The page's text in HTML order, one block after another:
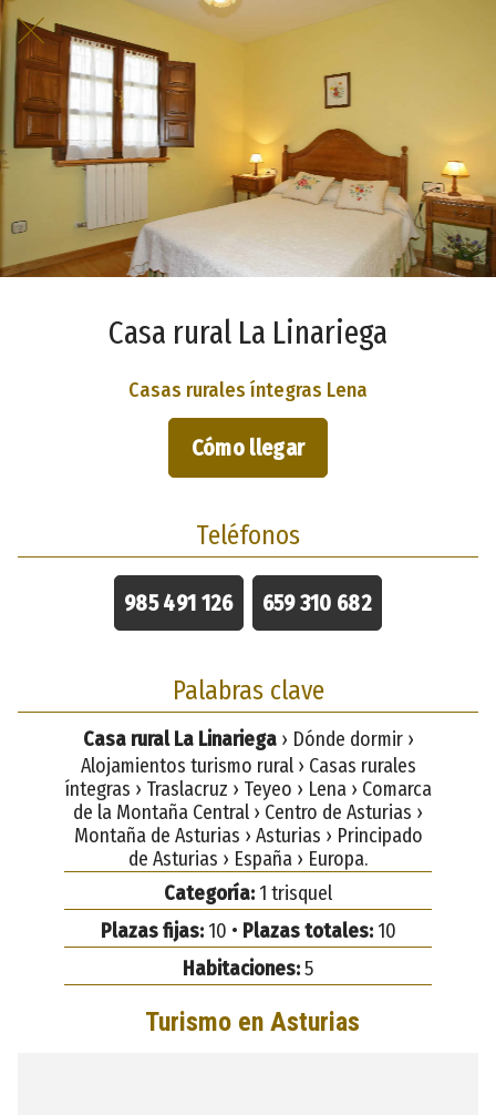
Casa rural La Linariega
Casas rurales íntegras Lena
Cómo llegar
Teléfonos
985 491 126 659 310 682
Palabras clave
Casa rural La Linariega› Dónde dormir ›
Alojamientos turismo rural › Casas rurales
íntegras › Traslacruz › Teyeo › Lena › Comarca
de la Montaña Central › Centro de Asturias ›
Montaña de Asturias › Asturias › Principado
de Asturias › España › Europa.
Categoría: 1 trisquel
Plazas fijas:10 • Plazas totales:10
Habitaciones:5